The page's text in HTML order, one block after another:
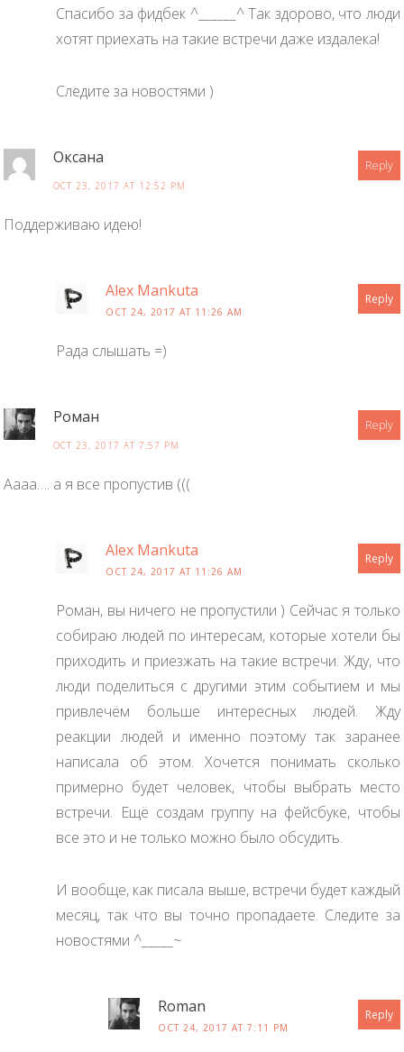
Спасибо за фидбек ^______^ Так здорово, что люди
хотят приехать на такие встречи даже издалека!
Следите за новостями )
Оксана Reply
OCT 23, 2017 AT 12:52 PM
Поддерживаю идею!
Alex Mankuta Reply
OCT 24, 2017 AT 11:26 AM
Рада слышать =)
Роман Reply
OCT 23, 2017 AT 7:57 PM
Аааа…. а я все пропустив (((
Alex Mankuta Reply
OCT 24, 2017 AT 11:26 AM
Роман, вы ничего не пропустили ) Сейчас я только
собираю людей по интересам, которые хотели бы
приходить и приезжать на такие встречи. Жду, что
люди поделиться с другими этим событием и мы
привлечём больше интересных людей. Жду
реакции людей и именно поэтому так заранее
написала об этом. Хочется понимать сколько
примерно будет человек, чтобы выбрать место
встречи. Ещё создам группу на фейсбуке, чтобы
все это и не только можно было обсудить.
И вообще, как писала выше, встречи будет каждый
месяц, так что вы точно пропадаете. Следите за
новостями ^_____~
Roman Reply
OCT 24, 2017 AT 7:11 PM